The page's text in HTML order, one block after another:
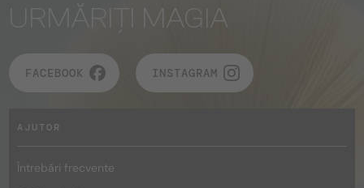
URMĂRIȚI MAGIA
FACEBOOK INSTAGRAM
AJUTOR
Întrebări frecvente